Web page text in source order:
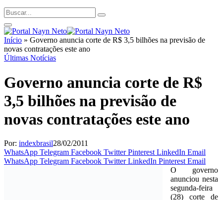
Início » Governo anuncia corte de R$ 3,5 bilhões na previsão de
novas contratações este ano
Últimas Notícias
Governo anuncia corte de R$
3,5 bilhões na previsão de
novas contratações este ano
Por: indexbrasil28/02/2011
WhatsApp Telegram Facebook Twitter Pinterest LinkedIn Email
WhatsApp Telegram Facebook Twitter LinkedIn Pinterest Email
O governo
anunciou nesta
segunda-feira
(28) corte de